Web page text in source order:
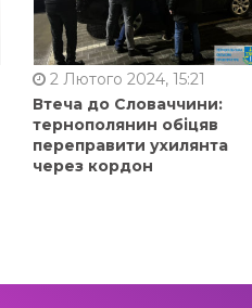
2 Лютого 2024, 15:21
Втеча до Словаччини:
тернополянин обіцяв
переправити ухилянта
через кордон